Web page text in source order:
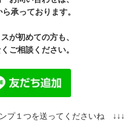
ら承っております。
が初めての方も、
ご相談ください。
プ１つを送ってくださいね ↓↓↓